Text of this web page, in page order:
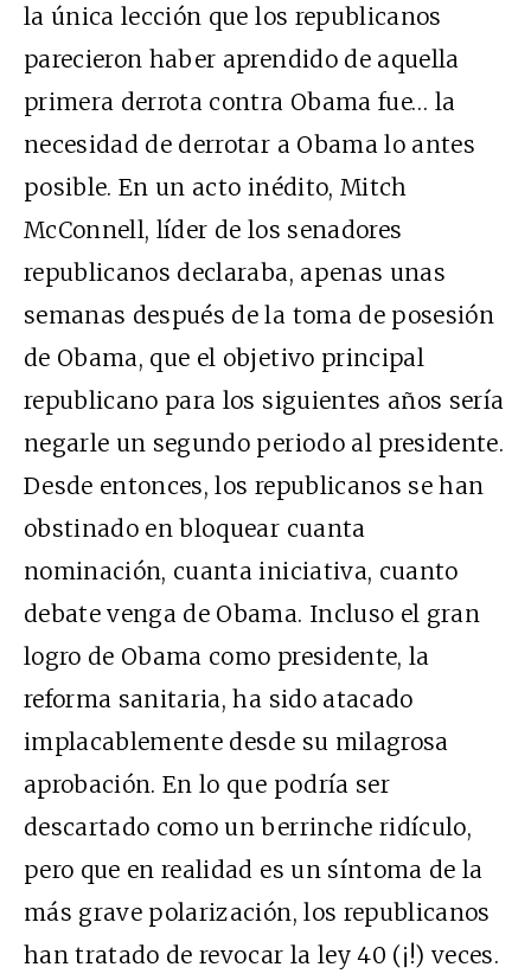
la única lección que los republicanos
parecieron haber aprendido de aquella
primera derrota contra Obama fue… la
necesidad de derrotar a Obama lo antes
posible. En un acto inédito, Mitch
McConnell, líder de los senadores
republicanos declaraba, apenas unas
semanas después de la toma de posesión
de Obama, que el objetivo principal
republicano para los siguientes años sería
negarle un segundo periodo al presidente.
Desde entonces, los republicanos se han
obstinado en bloquear cuanta
nominación, cuanta iniciativa, cuanto
debate venga de Obama. Incluso el gran
logro de Obama como presidente, la
reforma sanitaria, ha sido atacado
implacablemente desde su milagrosa
aprobación. En lo que podría ser
descartado como un berrinche ridículo,
pero que en realidad es un síntoma de la
más grave polarización, los republicanos
han tratado de revocar la ley 40 (¡!) veces.